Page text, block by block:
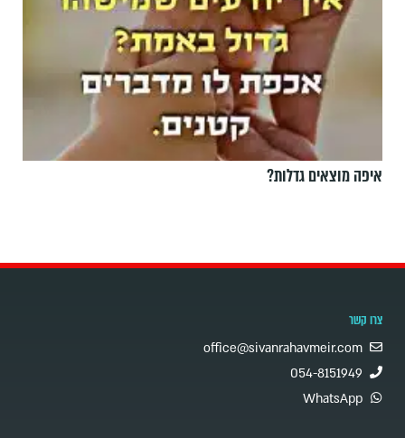
איפה מוצאים גדלות?
צרו קשר
office@sivanrahavmeir.com
054-8151949
WhatsApp